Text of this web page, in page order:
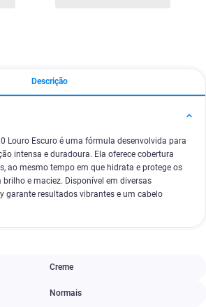
Descrição
Louro Escuro é uma fórmula desenvolvida para
intensa e duradoura. Ela oferece cobertura
ao mesmo tempo em que hidrata e protege os
e maciez. Disponível em diversas
garante resultados vibrantes e um cabelo
Creme
Normais